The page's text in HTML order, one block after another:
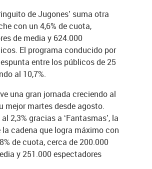
de Jugones’ suma otra
con un 4,6% de cuota,
de media y 624.000
El programa conducido por
entre los públicos de 25
al 10,7%.
una gran jornada creciendo al
mejor martes desde agosto.
2,3% gracias a ‘Fantasmas’, la
cadena que logra máximo con
de cuota, cerca de 200.000
y 251.000 espectadores